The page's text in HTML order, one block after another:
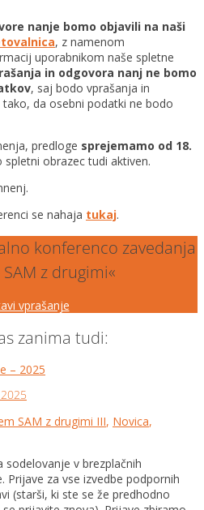
nanje bomo objavili na naši
, z namenom
uporabnikom naše spletne
in odgovora nanj ne bomo
, saj bodo vprašanja in
da osebni podatki ne bodo
predloge sprejemamo od 18.
spletni obrazec tudi aktiven.
se nahaja tukaj.
konferenco zavedanja
z drugimi«
vprašanje
zanima tudi:
SAM z drugimi III, Novica,
v brezplačnih
Prijave za vse izvedbe podpornih
(starši, ki ste se že predhodno